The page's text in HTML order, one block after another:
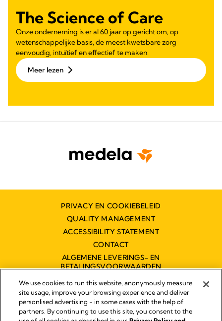
The Science of Care
Onze onderneming is er al 60 jaar op gericht om, op
wetenschappelijke basis, de meest kwetsbare zorg
eenvoudig, intuïtief en effectief te maken.
Meer lezen
PRIVACY EN COOKIEBELEID
QUALITY MANAGEMENT
ACCESSIBILITY STATEMENT
CONTACT
ALGEMENE LEVERINGS- EN
BETALINGSVOORWAARDEN
TOEGANKELIJKHEIDSVERKLARING
Impressum
We use cookies to run this website, anonymously measure
site usage, improve your browsing experience and deliver
personlised advertising - in some cases with the help of
partners. By continuing to use this site, you consent to the